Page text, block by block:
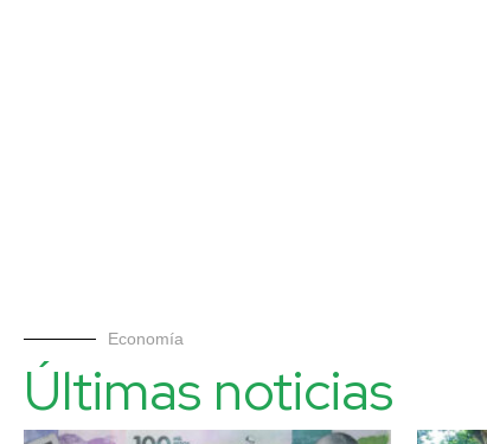
Economía
Últimas noticias